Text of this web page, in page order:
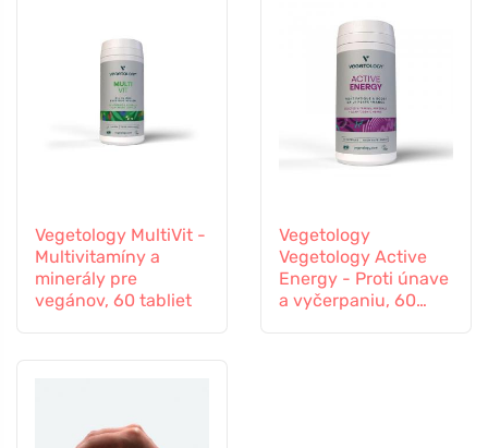
Vegetology MultiVit -
Multivitamíny a
minerály pre
vegánov, 60 tabliet
Vegetology
Vegetology Active
Energy - Proti únave
a vyčerpaniu, 60